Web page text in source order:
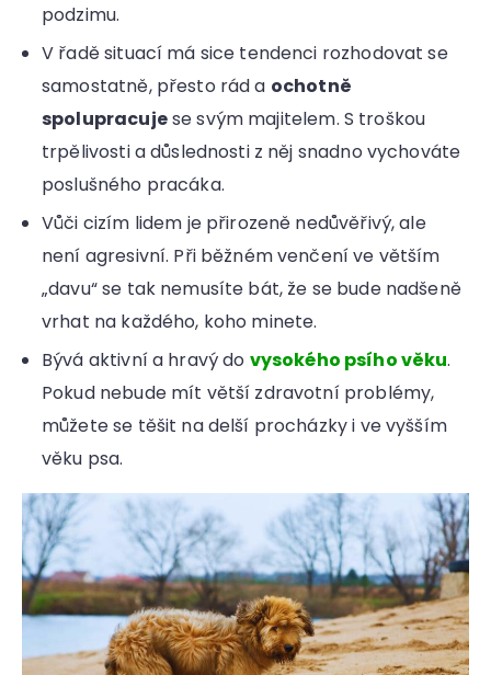
podzimu.
V řadě situací má sice tendenci rozhodovat se
samostatně, přesto rád a ochotně
spolupracujese svým majitelem. S troškou
trpělivosti a důslednosti z něj snadno vychováte
poslušného pracáka.
Vůči cizím lidem je přirozeně nedůvěřivý, ale
není agresivní. Při běžném venčení ve větším
„davu“ se tak nemusíte bát, že se bude nadšeně
vrhat na každého, koho minete.
Bývá aktivní a hravý do vysokého psího věku.
Pokud nebude mít větší zdravotní problémy,
můžete se těšit na delší procházky i ve vyšším
věku psa.